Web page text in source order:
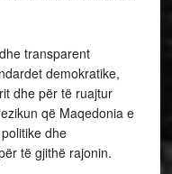
transparent
demokratike,
dhe për të ruajtur
që Maqedonia e
dhe
të gjithë rajonin.